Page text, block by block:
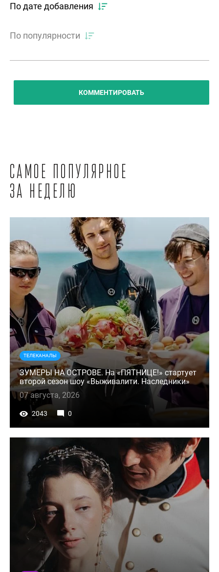
По дате добавления
По популярности
КОММЕНТИРОВАТЬ
Самое популярное
за неделю
ТЕЛЕКАНАЛЫ
ЗУМЕРЫ НА ОСТРОВЕ. На «ПЯТНИЦЕ!» стартует
второй сезон шоу «Выживалити. Наследники»
07 августа, 2026
2043 0